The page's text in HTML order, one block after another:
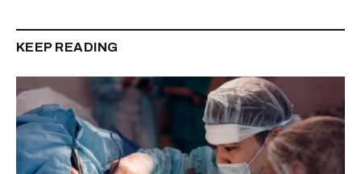
KEEP READING